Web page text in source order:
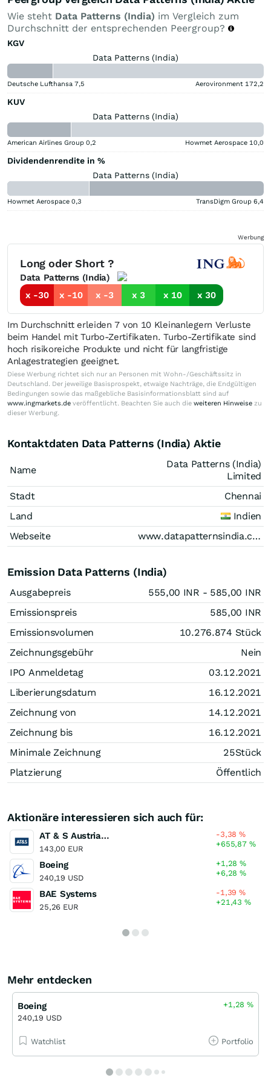
Wie steht Data Patterns (India) im Vergleich zum
Durchschnitt der entsprechenden Peergroup?
KGV
Data Patterns (India)
Deutsche Lufthansa 7,5 Aerovironment 172,2
KUV
Data Patterns (India)
American Airlines Group 0,2 Howmet Aerospace 10,0
Dividendenrendite in %
Data Patterns (India)
Howmet Aerospace 0,3 TransDigm Group 6,4
Werbung
Long oder Short ?
Data Patterns (India)
x -30
x -10 x -3 x 3 x 10 x 30
Im Durchschnitt erleiden 7 von 10 Kleinanlegern Verluste
beim Handel mit Turbo-Zertifikaten. Turbo-Zertifikate sind
hoch risikoreiche Produkte und nicht für langfristige
Anlagestrategien geeignet.
Diese Werbung richtet sich nur an Personen mit Wohn-/Geschäftssitz in
Deutschland. Der jeweilige Basisprospekt, etwaige Nachträge, die Endgültigen
Bedingungen sowie das maßgebliche Basisinformationsblatt sind auf
www.ingmarkets.de veröffentlicht. Beachten Sie auch die weiteren Hinweise zu
dieser Werbung.
Kontaktdaten Data Patterns (India) Aktie
Name
Data Patterns (India)
Limited
Stadt
Chennai
Land
Indien
Webseite
www.datapatternsindia.com
Emission Data Patterns (India)
Ausgabepreis 555,00 INR - 585,00 INR
Emissionspreis
585,00 INR
Emissionsvolumen
10.276.874 Stück
Zeichnungsgebühr
Nein
IPO Anmeldetag
03.12.2021
Liberierungsdatum
16.12.2021
Zeichnung von
14.12.2021
Zeichnung bis
16.12.2021
Minimale Zeichnung
25Stück
Platzierung
Öffentlich
Aktionäre interessieren sich auch für:
AT & S Austria Technologie & Systemtechnik
143,00 EUR
-3,38%
+655,87 %
Boeing
240,19 USD
+1,28%
+6,28%
BAE Systems
25,26 EUR
-1,39%
+21,43%
Mehr entdecken
Boeing
240,19 USD
+1,28%
Watchlist Portfolio